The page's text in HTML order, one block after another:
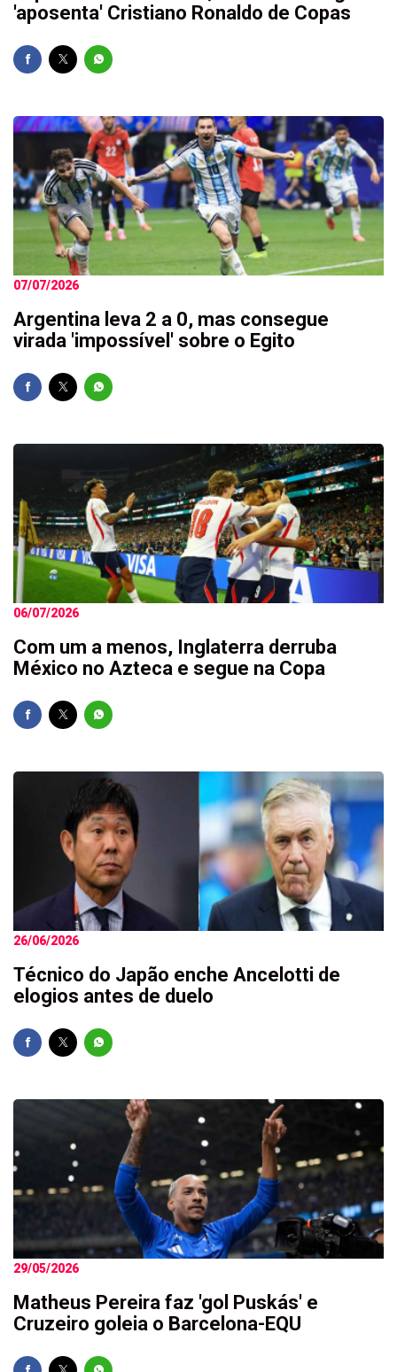
'aposenta' Cristiano Ronaldo de Copas
07/07/2026
Argentina leva 2 a 0, mas consegue
virada 'impossível' sobre o Egito
06/07/2026
Com um a menos, Inglaterra derruba
México no Azteca e segue na Copa
26/06/2026
Técnico do Japão enche Ancelotti de
elogios antes de duelo
29/05/2026
Matheus Pereira faz 'gol Puskás' e
Cruzeiro goleia o Barcelona-EQU